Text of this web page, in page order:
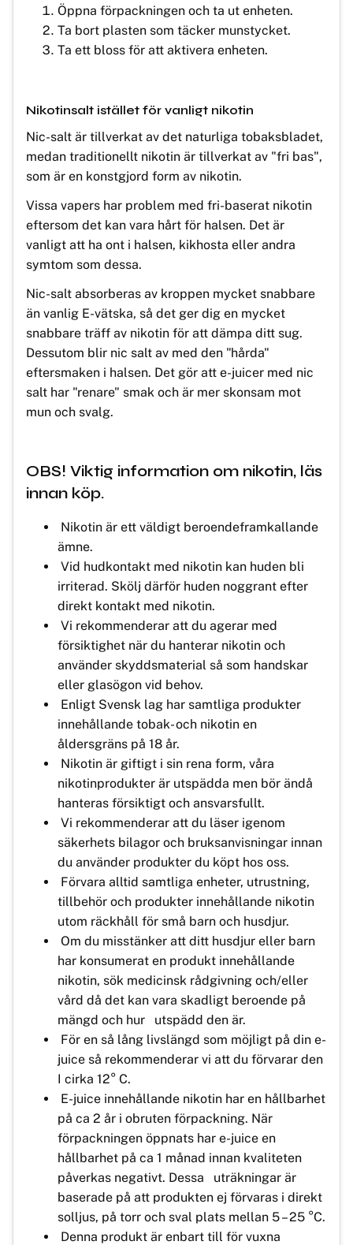
Öppna förpackningen och ta ut enheten.
Ta bort plasten som täcker munstycket.
Ta ett bloss för att aktivera enheten.
Nikotinsalt istället för vanligt nikotin
Nic-salt är tillverkat av det naturliga tobaksbladet,
medan traditionellt nikotin är tillverkat av "fri bas",
som är en konstgjord form av nikotin.
Vissa vapers har problem med fri-baserat nikotin
eftersom det kan vara hårt för halsen. Det är
vanligt att ha ont i halsen, kikhosta eller andra
symtom som dessa.
Nic-salt absorberas av kroppen mycket snabbare
än vanlig E-vätska, så det ger dig en mycket
snabbare träff av nikotin för att dämpa ditt sug.
Dessutom blir nic salt av med den "hårda"
eftersmaken i halsen. Det gör att e-juicer med nic
salt har "renare" smak och är mer skonsam mot
mun och svalg.
OBS! Viktig information om nikotin, läs
innan köp.
Nikotin är ett väldigt beroendeframkallande
ämne.
Vid hudkontakt med nikotin kan huden bli
irriterad. Skölj därför huden noggrant efter
direkt kontakt med nikotin.
Vi rekommenderar att du agerar med
försiktighet när du hanterar nikotin och
använder skyddsmaterial så som handskar
eller glasögon vid behov.
Enligt Svensk lag har samtliga produkter
innehållande tobak- och nikotin en
åldersgräns på 18 år.
Nikotin är giftigt i sin rena form, våra
nikotinprodukter är utspädda men bör ändå
hanteras försiktigt och ansvarsfullt.
Vi rekommenderar att du läser igenom
säkerhets bilagor och bruksanvisningar innan
du använder produkter du köpt hos oss.
Förvara alltid samtliga enheter, utrustning,
tillbehör och produkter innehållande nikotin
utom räckhåll för små barn och husdjur.
Om du misstänker att ditt husdjur eller barn
har konsumerat en produkt innehållande
nikotin, sök medicinsk rådgivning och/eller
vård då det kan vara skadligt beroende på
mängd och hur utspädd den är.
För en så lång livslängd som möjligt på din e-
juice så rekommenderar vi att du förvarar den
I cirka 12° C.
E-juice innehållande nikotin har en hållbarhet
på ca 2 år i obruten förpackning. När
förpackningen öppnats har e-juice en
hållbarhet på ca 1 månad innan kvaliteten
påverkas negativt. Dessa uträkningar är
baserade på att produkten ej förvaras i direkt
solljus, på torr och sval plats mellan 5 – 25 °C.
Denna produkt är enbart till för vuxna